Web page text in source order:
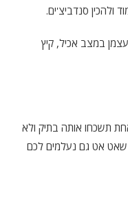
עצמן במצב אכיל, קיץ
תשכחו אותה בתיק ולא
שאט אט גם נעלמים לכם